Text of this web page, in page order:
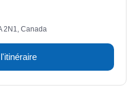
2N1, Canada